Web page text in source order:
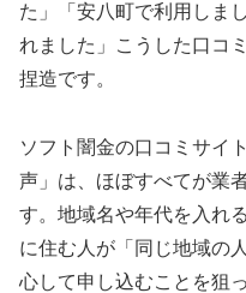
た」「安八町で利用しま
れました」こうした口コ
捏造です。
ソフト闇金の口コミサイ
声」は、ほぼすべてが業
す。地域名や年代を入れ
に住む人が「同じ地域の
心して申し込むことを狙